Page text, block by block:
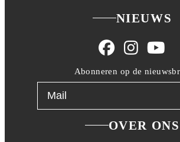
NIEUWS
Abonneren op de
OVER ONS